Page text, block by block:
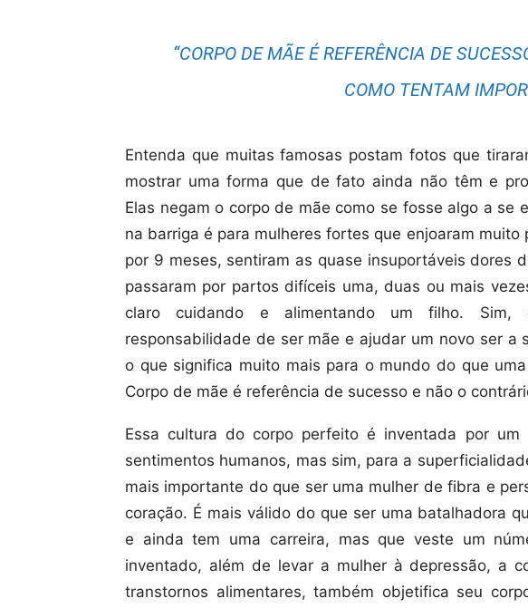
“CORPO DE MÃE É REFERÊNCIA DE
COMO TENTAM
Entenda que muitas famosas postam fotos que
mostrar uma forma que de fato ainda não têm e
Elas negam o corpo de mãe como se fosse algo a se
na barriga é para mulheres fortes que enjoaram muito
por 9 meses, sentiram as quase insuportáveis dores
passaram por partos difíceis uma, duas ou mais
claro cuidando e alimentando um filho.
responsabilidade de ser mãe e ajudar um novo ser a
o que significa muito mais para o mundo do que
Corpo de mãe é referência de sucesso e não o
Essa cultura do corpo perfeito é inventada por
sentimentos humanos, mas sim, para a
mais importante do que ser uma mulher de fibra e
coração. É mais válido do que ser uma batalhadora
e ainda tem uma carreira, mas que veste um
inventado, além de levar a mulher à depressão, a
transtornos alimentares, também objetifica seu